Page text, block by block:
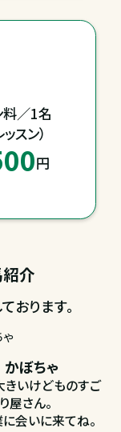
料／1名
スン）
円
介
おります。
かぼちゃ
いけどものすご
屋さん。
会いに来てね。